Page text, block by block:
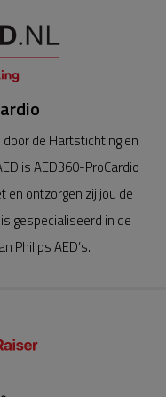
de Hartstichting en
is AED360-ProCardio
en ontzorgen zij jou de
gespecialiseerd in de
Philips AED’s.